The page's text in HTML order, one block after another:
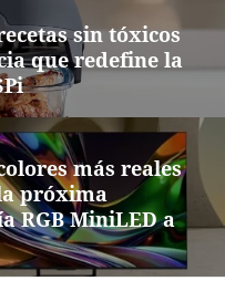
sin tóxicos
que redefine la
más reales
próxima
RGB MiniLED a